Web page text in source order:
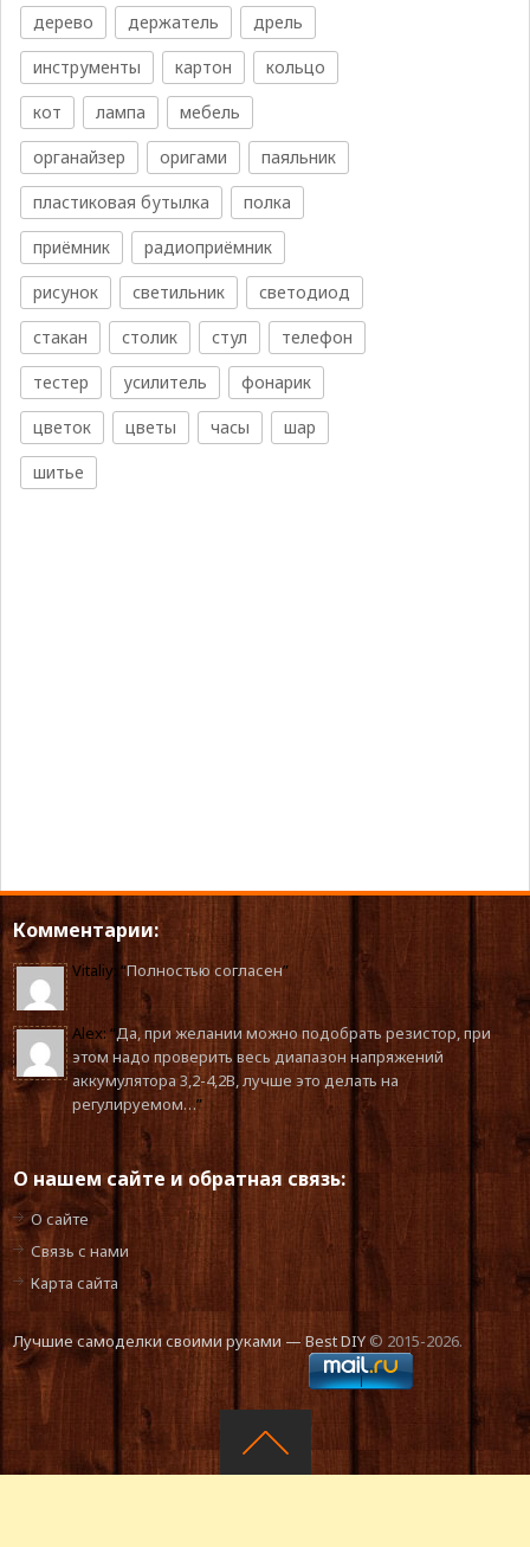
дерево
держатель
дрель
инструменты
картон
кольцо
кот
лампа
мебель
органайзер
оригами
паяльник
пластиковая бутылка
полка
приёмник
радиоприёмник
рисунок
светильник
светодиод
стакан
столик стул
телефон
тестер
усилитель
фонарик
цветок
цветы часы
шар
шитье
Комментарии:
Vitaliy : “Полностью согласен”
Alex: “Да, при желании можно подобрать резистор, при
этом надо проверить весь диапазон напряжений
аккумулятора 3,2-4,2В, лучше это делать на
регулируемом…”
О нашем сайте и обратная связь:
О сайте
Связь с нами
Карта сайта
Лучшие самоделки своими руками — Best DIY© 2015-2026.